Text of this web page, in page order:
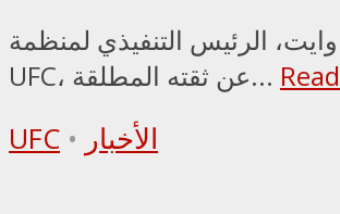
الرئيس التنفيذي لمنظمة
UFC، عن ثقته المطلقة...
UFC • الأخبار